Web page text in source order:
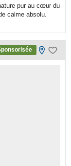
pur au cœur du
calme absolu.